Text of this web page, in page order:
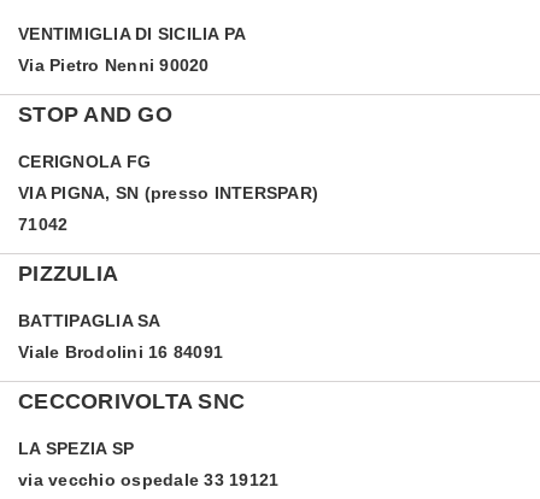
VENTIMIGLIA DI SICILIA PA
Via Pietro Nenni 90020
STOP AND GO
CERIGNOLA FG
VIA PIGNA, SN (presso INTERSPAR)
71042
PIZZULIA
BATTIPAGLIA SA
Viale Brodolini 16 84091
CECCORIVOLTA SNC
LA SPEZIA SP
via vecchio ospedale 33 19121